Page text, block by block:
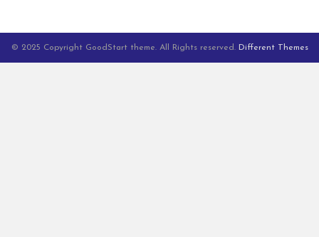
© 2025 Copyright GoodStart theme. All Rights reserved. Different Themes